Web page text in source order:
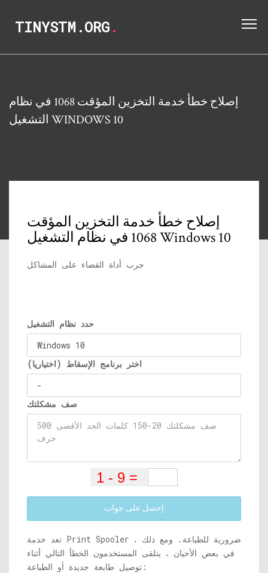
TINYSTM.ORG.
إصلاح خطأ خدمة التخزين المؤقت 1068 في نظام
التشغيل WINDOWS 10
إصلاح خطأ خدمة التخزين المؤقت
1068 في نظام التشغيل Windows 10
جرب أداة القضاء على المشاكل
حدد نظام التشغيل
اختر برنامج الإسقاط (اختياريا)
صف مشكلتك
إحصل على جواب
تعد خدمة Print Spooler ضرورية للطباعة. ومع ذلك ،
في بعض الأحيان ، يتلقى المستخدمون الخطأ التالي أثناء
توصيل طابعة جديدة أو الطباعة: